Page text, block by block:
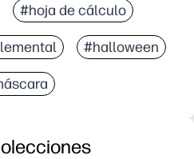
#hoja de cálculo
#halloween